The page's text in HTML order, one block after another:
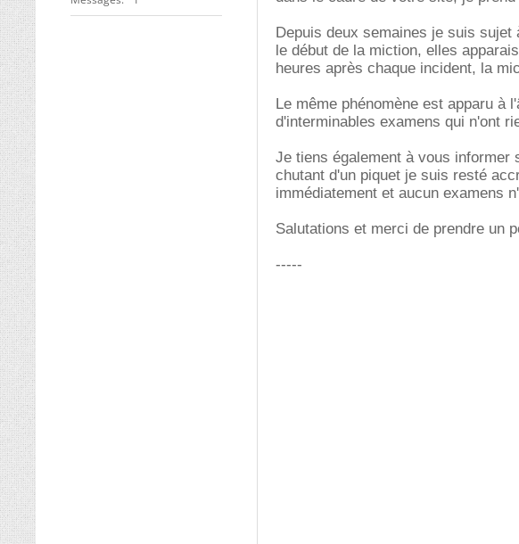
Depuis deux semaines je suis
le début de la miction, elles
heures après chaque incident, la
Le même phénomène est apparu à
d'interminables examens qui n'ont
Je tiens également à vous informer
chutant d'un piquet je suis resté
immédiatement et aucun examens
Salutations et merci de prendre un
-----